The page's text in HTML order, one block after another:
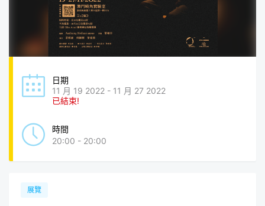
日期
11 月 19 2022 - 11 月 27 2022
已結束!
時間
20:00 - 20:00
展覽